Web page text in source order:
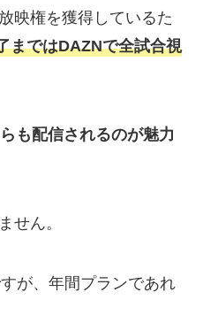
映権を獲得しているた
まではDAZNで全試合視
も配信されるのが魅力
せん。
が、年間プランであれ